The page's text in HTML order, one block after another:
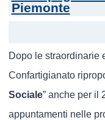
Piemonte
Dopo le straordinarie
Confartigianato
Sociale” anche per il
appuntamenti nelle